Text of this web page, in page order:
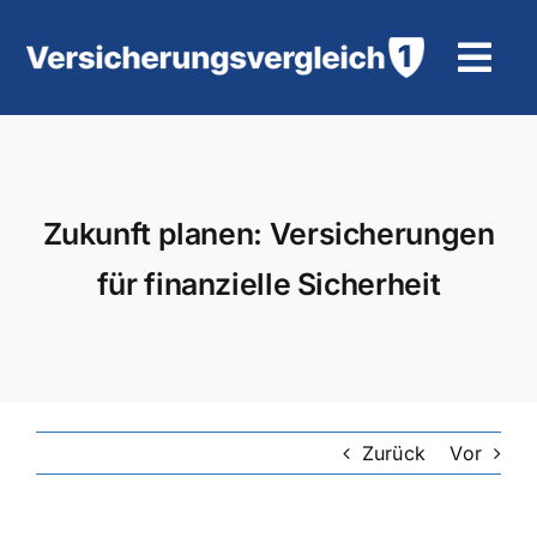
Inhalt
Motorradversicherung
Zukunft planen: Versicherungen
für finanzielle Sicherheit
Zurück Vor